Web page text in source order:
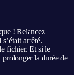
! Relancez
arrêté.
fichier. Et si le
prolonger la durée de